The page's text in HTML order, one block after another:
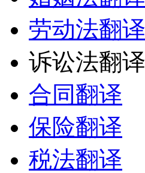
劳动法翻译
诉讼法翻译
合同翻译
保险翻译
税法翻译